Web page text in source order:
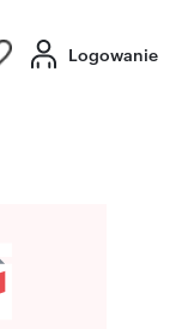
Logowanie